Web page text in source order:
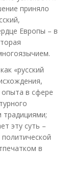
приняло
Европы – в
«русский
в сфере
традициями;
эту суть –
в